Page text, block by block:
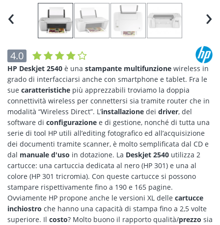
‹ ›
4.0
HP Deskjet 2540 è una stampante multifunzione wireless in
grado di interfacciarsi anche con smartphone e tablet. Fra le
sue caratteristiche più apprezzabili troviamo la doppia
connettività wireless per connettersi sia tramite router che in
modalità “Wireless Direct”. L’installazione dei driver, del
software di configurazione e di gestione, nonché di tutta una
serie di tool HP utili all’editing fotografico ed all’acquisizione
dei documenti tramite scanner, è molto semplificata dal CD e
dal manuale d'uso in dotazione. La Deskjet 2540 utilizza 2
cartucce: una cartuccia dedicata al nero (HP 301) e una al
colore (HP 301 tricromia). Con queste cartucce si possono
stampare rispettivamente fino a 190 e 165 pagine.
Ovviamente HP propone anche le versioni XL delle cartucce
inchiostro che hanno una capacità di stampa fino a 2,5 volte
superiore. Il costo? Molto buono il rapporto qualità/prezzo sia